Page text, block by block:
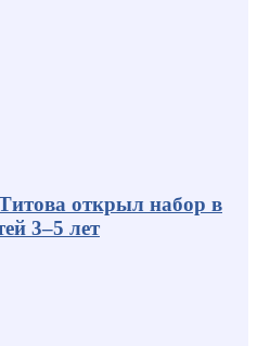
открыл набор в
3–5 лет